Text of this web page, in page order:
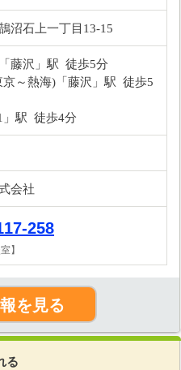
沼石上一丁目13-15
藤沢」駅 徒歩5分
京～熱海)「藤沢」駅 徒歩5
」駅 徒歩4分
会社
258
】
を見る
る